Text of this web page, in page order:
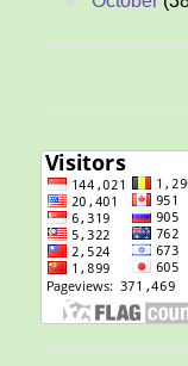
Tongkat
Sam Pek
Guan Dao
Yu/Kwan
Jam Ajaib
Memilih